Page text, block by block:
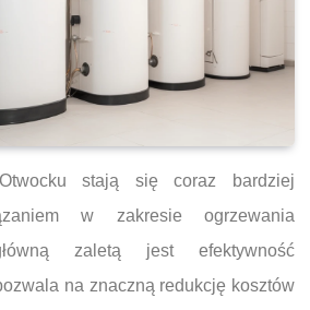
stają się coraz bardziej
w zakresie ogrzewania
zaletą jest efektywność
na znaczną redukcję kosztów